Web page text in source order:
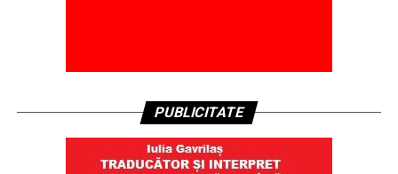
PUBLICITATE